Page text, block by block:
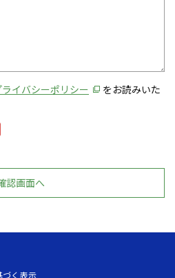
ライバシーポリシー
をお読みいた
づく表示